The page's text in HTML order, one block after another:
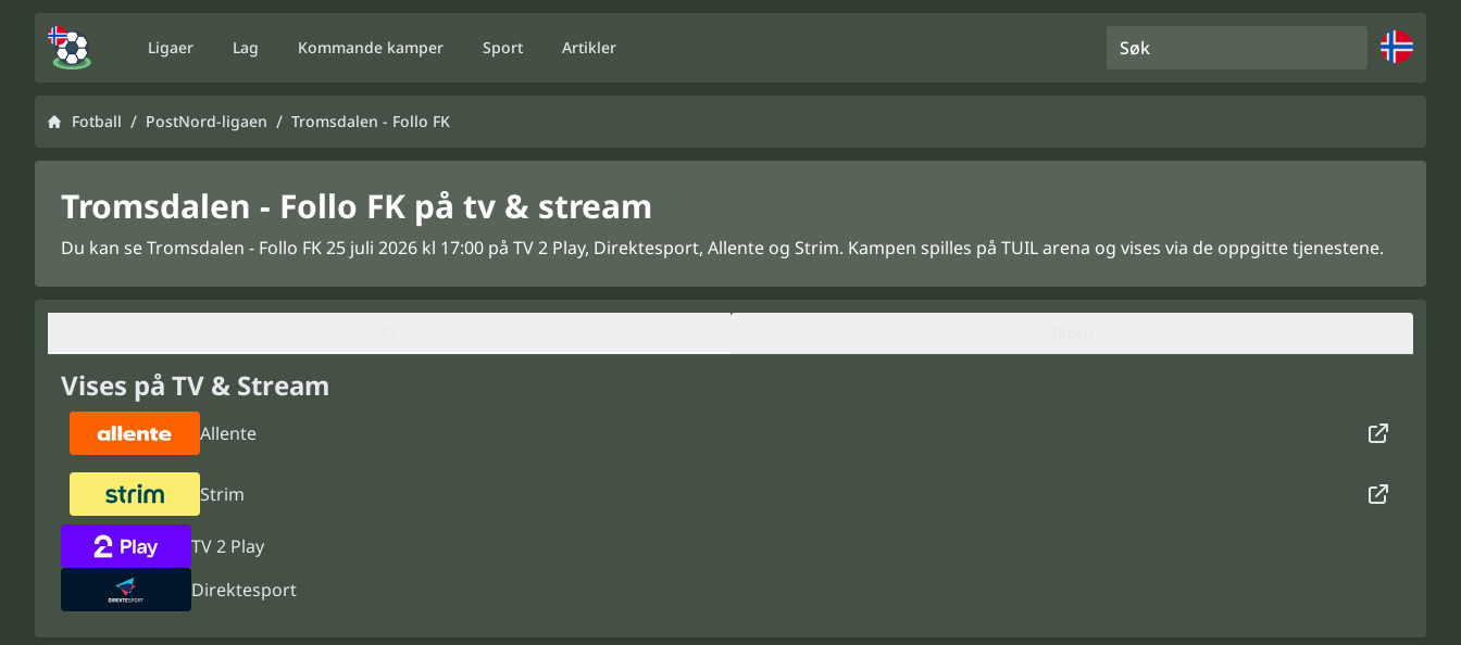
Ligaer Lag Kommande kamper Sport Artikler Søk
Fotball / PostNord-ligaen / Tromsdalen - Follo FK
Tromsdalen - Follo FK på tv & stream
Du kan se Tromsdalen - Follo FK 25 juli 2026 kl 17:00 på TV 2 Play, Direktesport, Allente og Strim. Kampen spilles på TUIL arena og vises via de oppgitte tjenestene.
Vises på TV & Stream
Allente
Strim
TV 2 Play
Direktesport